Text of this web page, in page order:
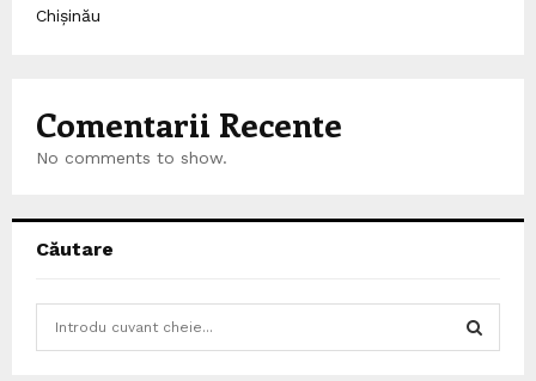
Chișinău
Comentarii Recente
No comments to show.
Căutare